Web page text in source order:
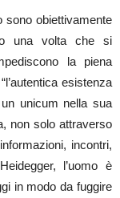
sono obiettivamente
una volta che si
la piena
esistenza
unicum nella sua
non solo attraverso
incontri,
l’uomo è
in modo da fuggire